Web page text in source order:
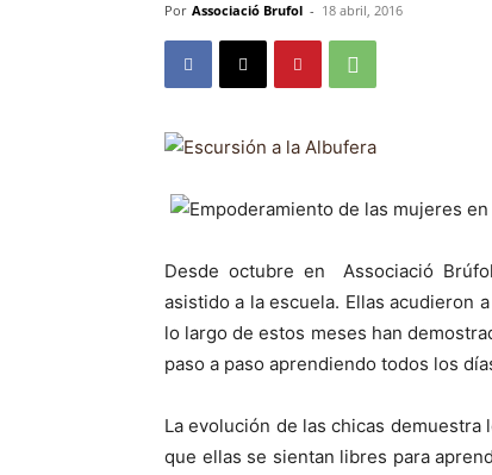
Por Associació Brufol - 18 abril, 2016
Desde octubre en Associació
asistido a la escuela. Ellas acudieron
lo largo de estos meses han
paso a paso aprendiendo todos los
La evolución de las chicas
que ellas se sientan libres para